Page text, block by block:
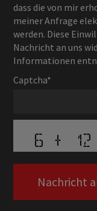
dass die von mir
meiner Anfrage
werden. Diese
Nachricht an uns
Informationen
Captcha*